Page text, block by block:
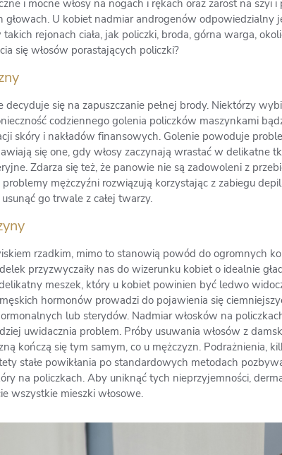
i mocne włosy na nogach i rękach oraz zarost na szyi
głowach. U kobiet nadmiar androgenów odpowiedzialny
rejonach ciała, jak policzki, broda, górna warga,
się włosów porastających policzki?
się na zapuszczanie pełnej brody. Niektórzy
codziennego golenia policzków maszynkami
skóry i nakładów finansowych. Golenie powoduje
się one, gdy włosy zaczynają wrastać w delikatne
Zdarza się też, że panowie nie są zadowoleni z
mężczyźni rozwiązują korzystając z zabiegu
go trwale z całej twarzy.
rzadkim, mimo to stanowią powód do ogromnych
przyzwyczaiły nas do wizerunku kobiet o idealnie
meszek, który u kobiet powinien być ledwo
hormonów prowadzi do pojawienia się
lub sterydów. Nadmiar włosków na
uwidacznia problem. Próby usuwania włosów z
kończą się tym samym, co u mężczyzn. Podrażnienia,
stałe powikłania po standardowych metodach
na policzkach. Aby uniknąć tych nieprzyjemności,
wszystkie mieszki włosowe.